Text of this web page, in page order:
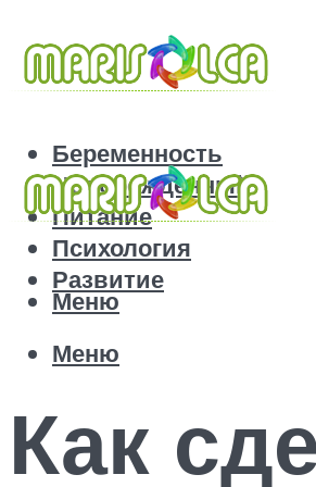
Беременность
Новорожденный
Питание
Психология
Развитие
Меню
Меню
Как